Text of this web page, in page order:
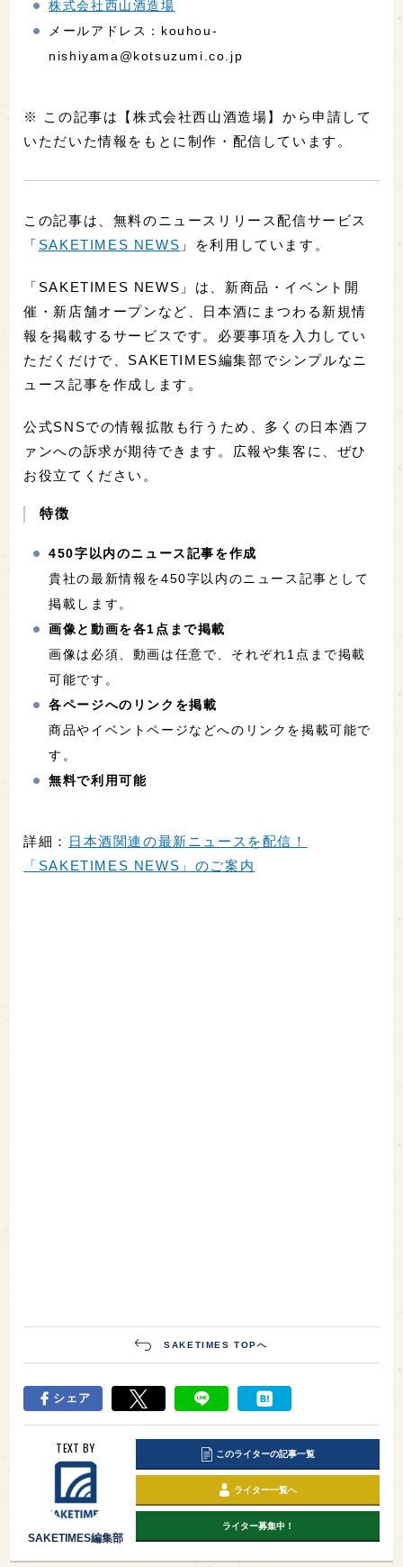
株式会社西山酒造場
メールアドレス：kouhou-
nishiyama@kotsuzumi.co.jp
※ この記事は【株式会社西山酒造場】から申請して
いただいた情報をもとに制作・配信しています。
この記事は、無料のニュースリリース配信サービス
「 SAKETIMES NEWS 」を利用しています。
「SAKETIMES NEWS」は、新商品・イベント開
催・新店舗オープンなど、日本酒にまつわる新規情
報を掲載するサービスです。必要事項を入力してい
ただくだけで、SAKETIMES編集部でシンプルなニ
ュース記事を作成します。
公式SNSでの情報拡散も行うため、多くの日本酒フ
ァンへの訴求が期待できます。広報や集客に、ぜひ
お役立てください。
特徴
450字以内のニュース記事を作成
貴社の最新情報を450字以内のニュース記事として
掲載します。
画像と動画を各1点まで掲載
画像は必須、動画は任意で、それぞれ1点まで掲載
可能です。
各ページへのリンクを掲載
商品やイベントページなどへのリンクを掲載可能で
す。
無料で利用可能
詳細：
日本酒関連の最新ニュースを配信！
「SAKETIMES NEWS」のご案内
SAKETIMES TOPへ
シェア
TEXT BY
SAKETIMES編集部
このライターの記事一覧
ライター一覧へ
ライター募集中！